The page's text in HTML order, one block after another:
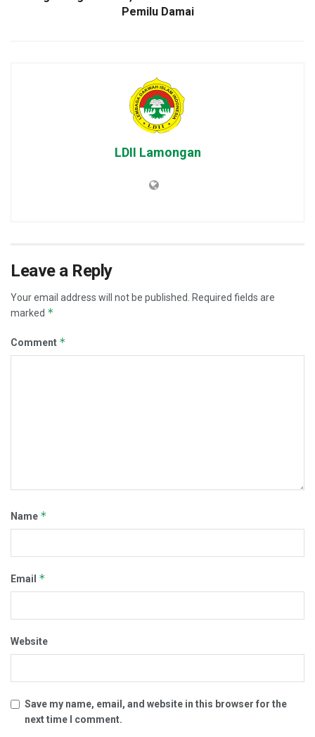
Pemilu Damai
LDII Lamongan
Leave a Reply
Your email address will not be published.
Required fields are
marked *
Comment *
Name *
Email *
Website
Save my name, email, and website in this browser for the
next time I comment.